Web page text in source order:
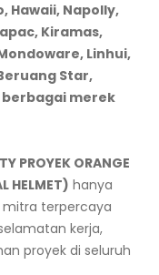
Hawaii, Napolly,
Kiramas,
Linhui,
Star,
berbagai merek
PROYEK ORANGE
HELMET) hanya
mitra terpercaya
kerja,
proyek di seluruh